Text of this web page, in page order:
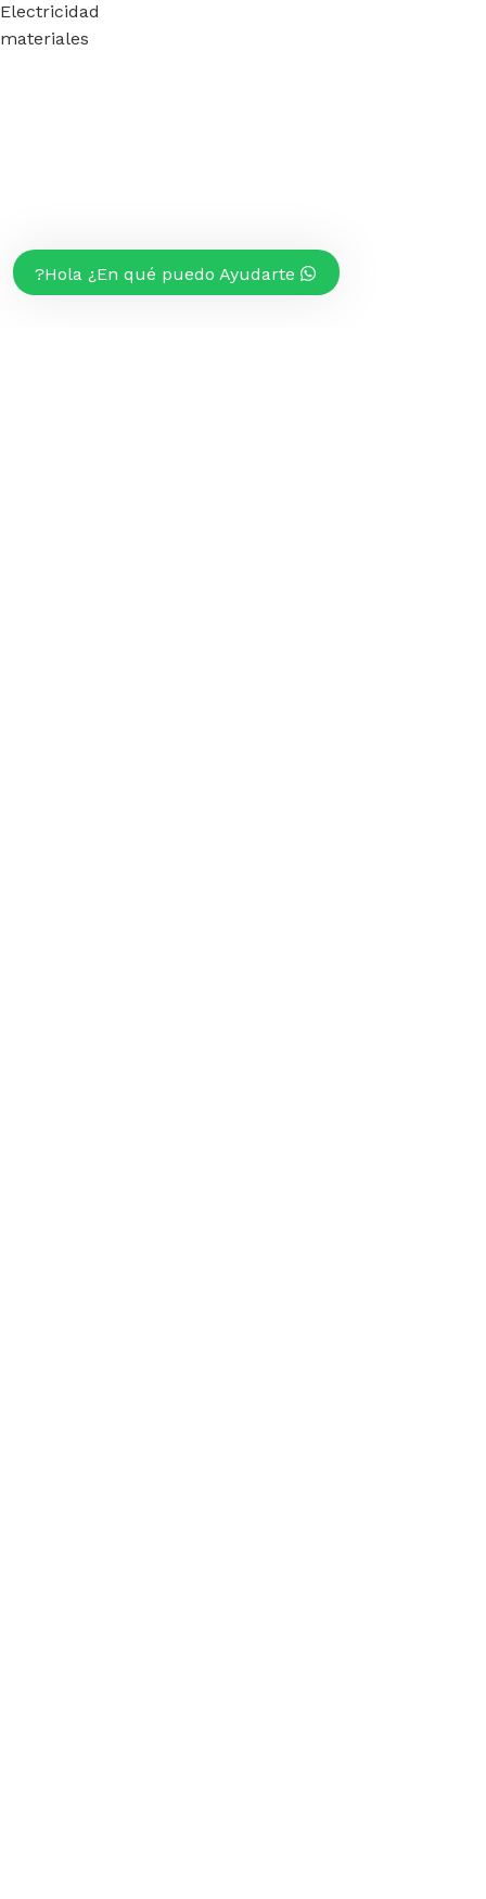
Electricidad
materiales
Hola ¿En qué puedo Ayudarte?